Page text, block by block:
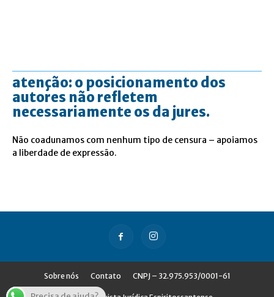
atenção: o posicionamento dos
autores não refletem
necessariamente os da jures.
Não coadunamos com nenhum tipo de censura – apoiamos
a liberdade de expressão.
Sobre nós Contato CNPJ – 32.975.953/0001-61